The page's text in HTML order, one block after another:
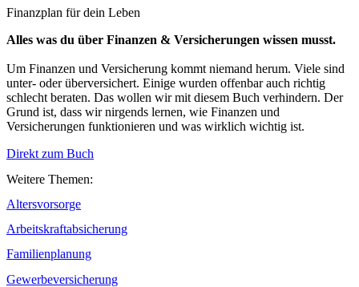
Finanzplan für dein Leben
Alles was du über Finanzen & Versicherungen wissen musst.
Um Finanzen und Versicherung kommt niemand herum. Viele sind
unter- oder überversichert. Einige wurden offenbar auch richtig
schlecht beraten. Das wollen wir mit diesem Buch verhindern. Der
Grund ist, dass wir nirgends lernen, wie Finanzen und
Versicherungen funktionieren und was wirklich wichtig ist.
Direkt zum Buch
Weitere Themen:
Altersvorsorge
Arbeitskraftabsicherung
Familienplanung
Gewerbeversicherung